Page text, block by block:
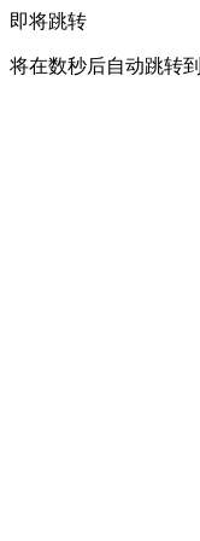
即将跳转
将在数秒后自动跳转